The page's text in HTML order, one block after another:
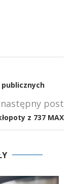
następny post
z 737 MAX